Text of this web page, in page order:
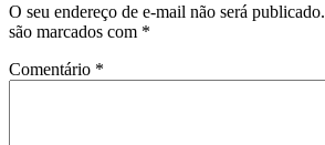
O seu endereço de e-mail não será publicado.
são marcados com *
Comentário *